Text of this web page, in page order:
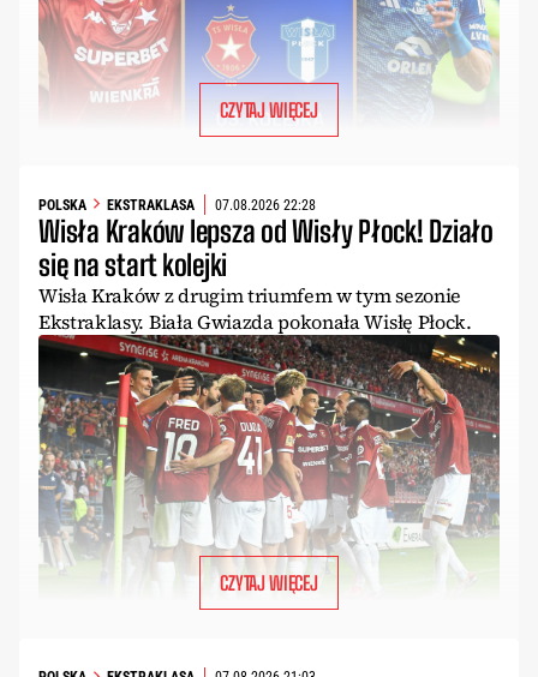
CZYTAJ WIĘCEJ
POLSKA EKSTRAKLASA 07.08.2026 22:28
Wisła Kraków lepsza od Wisły Płock! Działo
się na start kolejki
Wisła Kraków z drugim triumfem w tym sezonie
Ekstraklasy. Biała Gwiazda pokonała Wisłę Płock.
CZYTAJ WIĘCEJ